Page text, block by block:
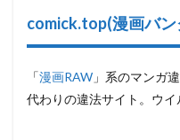
ガ違
イト
くあ
る質
comick.top(漫画バン
「漫画RAW 」系のマンガ
代わりの違法サイト。ウイ